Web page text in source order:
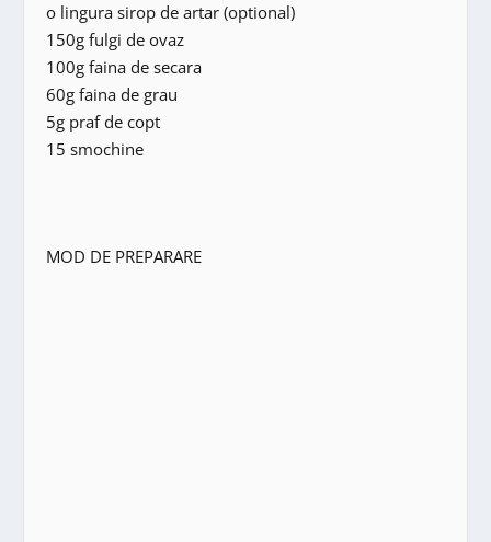
o lingura sirop de artar (optional)
150g fulgi de ovaz
100g faina de secara
60g faina de grau
5g praf de copt
15 smochine
MOD DE PREPARARE